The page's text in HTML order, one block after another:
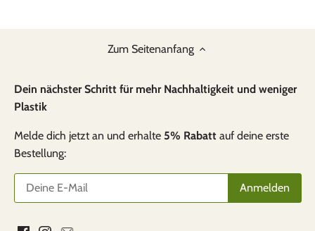
Zum Seitenanfang
Dein nächster Schritt für mehr Nachhaltigkeit und weniger
Plastik
Melde dich jetzt an und erhalte 5% Rabatt auf deine erste
Bestellung: